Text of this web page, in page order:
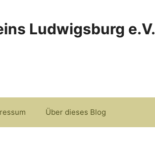
Ludwigsburg e.V.
Über dieses Blog